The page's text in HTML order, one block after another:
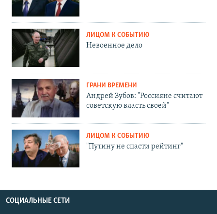
ЛИЦОМ К СОБЫТИЮ
Невоенное дело
ГРАНИ ВРЕМЕНИ
Андрей Зубов: "Россияне считают
советскую власть своей"
ЛИЦОМ К СОБЫТИЮ
"Путину не спасти рейтинг"
СОЦИАЛЬНЫЕ СЕТИ